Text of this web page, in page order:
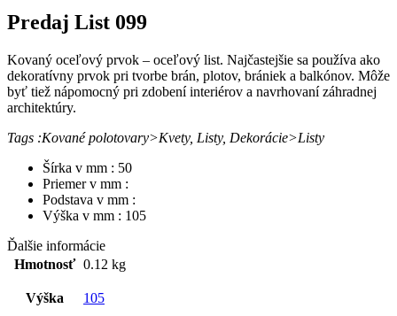
Predaj List 099
Kovaný oceľový prvok – oceľový list. Najčastejšie sa používa ako
dekoratívny prvok pri tvorbe brán, plotov, brániek a balkónov. Môže
byť tiež nápomocný pri zdobení interiérov a navrhovaní záhradnej
architektúry.
Tags :Kované polotovary>Kvety, Listy, Dekorácie>Listy
Šírka v mm : 50
Priemer v mm :
Podstava v mm :
Výška v mm : 105
Ďalšie informácie
Hmotnosť 0.12 kg
Výška 105